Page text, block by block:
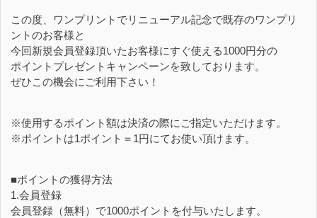
この度、ワンプリントでリニューアル記念で既存のワンプリ
ントのお客様と
今回新規会員登録頂いたお客様にすぐ使える1000円分の
ポイントプレゼントキャンペーンを致しております。
ぜひこの機会にご利用下さい！
※使用するポイント額は決済の際にご指定いただけます。
※ポイントは1ポイント＝1円にてお使い頂けます。
■ポイントの獲得方法
1.会員登録
会員登録（無料）で1000ポイントを付与いたします。